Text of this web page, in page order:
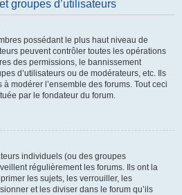
groupes d’utilisateurs
possédant le plus haut niveau de
peuvent contrôler toutes les opérations
des permissions, le bannissement
d’utilisateurs ou de modérateurs, etc. Ils
modérer l’ensemble des forums. Tout ceci
par le fondateur du forum.
individuels (ou des groupes
régulièrement les forums. Ils ont la
les sujets, les verrouiller, les
et les diviser dans le forum qu’ils